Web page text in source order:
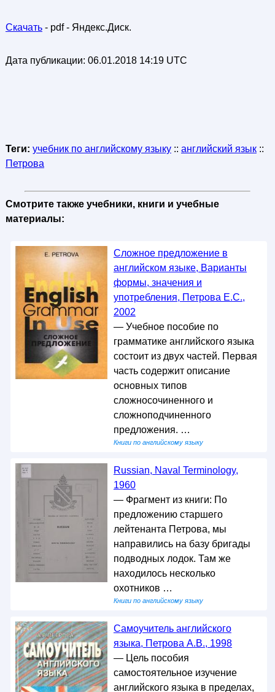
Скачать- pdf - Яндекс.Диск.
Дата публикации: 06.01.2018 14:19 UTC
Теги: учебник по английскому языку:: английский язык::
Петрова
Смотрите также учебники, книги и учебные
материалы:
Сложное предложение в
английском языке, Варианты
формы, значения и
употребления, Петрова Е.С.,
2002
— Учебное пособие по
грамматике английского языка
состоит из двух частей. Первая
часть содержит описание
основных типов
сложносочиненного и
сложноподчиненного
предложения. …
Книги по английскому языку
Russian, Naval Terminology,
1960
— Фрагмент из книги: По
предложению старшего
лейтенанта Петрова, мы
направились на базу бригады
подводных лодок. Там же
находилось несколько
охотников …
Книги по английскому языку
Самоучитель английского
языка, Петрова А.В., 1998
— Цель пособия
самостоятельное изучение
английского языка в пределах,